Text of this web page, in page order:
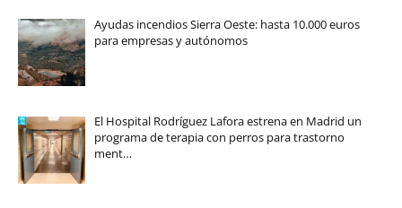
Ayudas incendios Sierra Oeste: hasta 10.000 euros
para empresas y autónomos
El Hospital Rodríguez Lafora estrena en Madrid un
programa de terapia con perros para trastorno
ment…